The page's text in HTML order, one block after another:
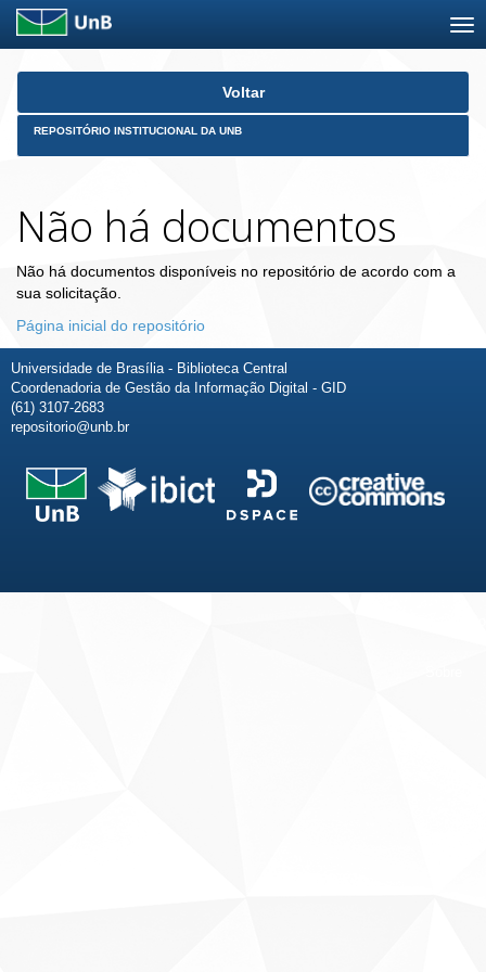
Skip
Voltar
REPOSITÓRIO INSTITUCIONAL DA UNB
Não há documentos
Não há documentos disponíveis no repositório de acordo com a
sua solicitação.
Página inicial do repositório
Universidade de Brasília - Biblioteca Central
Coordenadoria de Gestão da Informação Digital - GID
(61) 3107-2683
repositorio@unb.br